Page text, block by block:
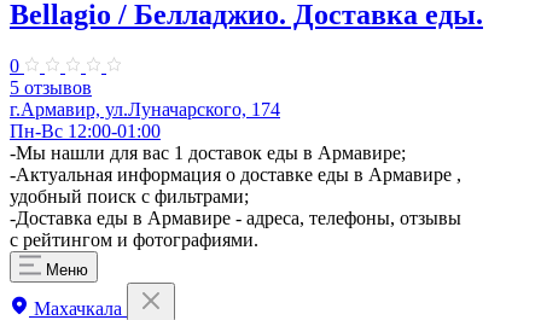
Bellagio / Белладжио. Доставка еды.
0
5 отзывов
г.Армавир, ул.Луначарского, 174
Пн-Вс 12:00-01:00
-Мы нашли для вас 1 доставок еды в Армавире;
-Актуальная информация о доставке еды в Армавире ,
удобный поиск с фильтрами;
-Доставка еды в Армавире - адреса, телефоны, отзывы
с рейтингом и фотографиями.
Меню
Махачкала